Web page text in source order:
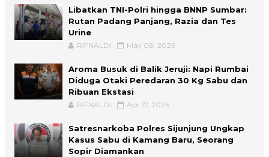
Libatkan TNI-Polri hingga BNNP Sumbar:
Rutan Padang Panjang, Razia dan Tes
Urine
RIFNALDI May 08, 2026
Aroma Busuk di Balik Jeruji: Napi Rumbai
Diduga Otaki Peredaran 30 Kg Sabu dan
Ribuan Ekstasi
RIFNALDI Apr 17, 2026
Satresnarkoba Polres Sijunjung Ungkap
Kasus Sabu di Kamang Baru, Seorang
Sopir Diamankan